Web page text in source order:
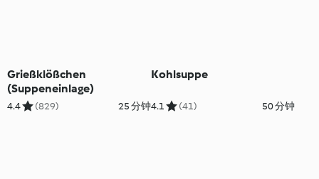
Grießklößchen
(Suppeneinlage)
4.4 (829) 25 分钟
Kohlsuppe
4.1 (41) 50 分钟